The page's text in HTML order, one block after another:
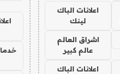
اعلانات الباك
لينك
اشراق العالم
عالم كبير
اعلانات الباك